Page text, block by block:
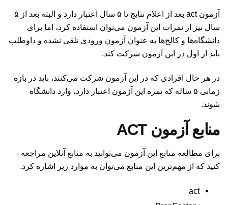
آزمون act بعد از اعلام نتایج تا ۵ سال اعتبار دارد و البته بعد از ۵
سال نیز از نمرات این آزمون می‌توان استفاده کرد، اما برای
دانشگاه‌ها و کالج‌ها به عنوان آزمون ورودی تلقی نشده و داوطلب
باید از اول در این آزمون شرکت کند.
در هر حال افرادی که در این آزمون شرکت می‌کنند، باید در بازه
زمانی ۵ ساله که نمره این آزمون اعتبار دارد، وارد دانشگاه
شوند.
منابع آزمون ACT
برای مطالعه منابع این آزمون می‌توانید به منابع آنلاین مراجعه
کنید که از مهم‌ترین این منابع می‌توان به موارد زیر اشاره کرد.
act